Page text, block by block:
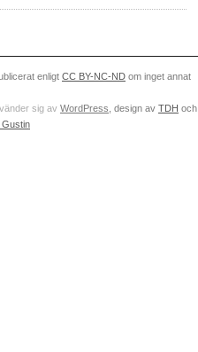
enligt CC BY-NC-ND om inget annat
sig av WordPress , design av TDH och